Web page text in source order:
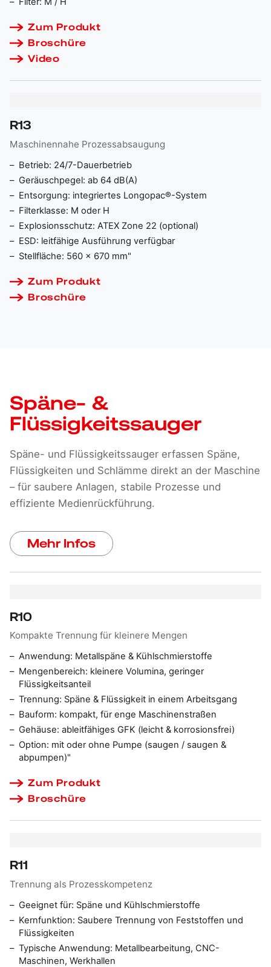
Zum Produkt
Broschüre
Video
R13
Maschinennahe Prozessabsaugung
Betrieb: 24/7-Dauerbetrieb
Geräuschpegel: ab 64 dB(A)
Entsorgung: integriertes Longopac®-System
Filterklasse: M oder H
Explosionsschutz: ATEX Zone 22 (optional)
ESD: leitfähige Ausführung verfügbar
Stellfläche: 560 × 670 mm"
Zum Produkt
Broschüre
Späne- &
Flüssigkeitssauger
Späne- und Flüssigkeitssauger erfassen Späne,
Flüssigkeiten und Schlämme direkt an der Maschine
– für saubere Anlagen, stabile Prozesse und
effiziente Medienrückführung.
Mehr Infos
R10
Kompakte Trennung für kleinere Mengen
Anwendung: Metallspäne & Kühlschmierstoffe
Mengenbereich: kleinere Volumina, geringer
Flüssigkeitsanteil
Trennung: Späne & Flüssigkeit in einem Arbeitsgang
Bauform: kompakt, für enge Maschinenstraßen
Gehäuse: ableitfähiges GFK (leicht & korrosionsfrei)
Option: mit oder ohne Pumpe (saugen / saugen &
abpumpen)"
Zum Produkt
Broschüre
R11
Trennung als Prozesskompetenz
Geeignet für: Späne und Kühlschmierstoffe
Kernfunktion: Saubere Trennung von Feststoffen und
Flüssigkeiten
Typische Anwendung: Metallbearbeitung, CNC-
Maschinen, Werkhallen